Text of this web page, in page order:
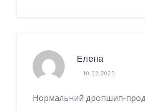
Елена
10.02.2025
Нормальний дропшип-